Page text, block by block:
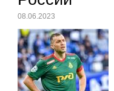
08.06.2023